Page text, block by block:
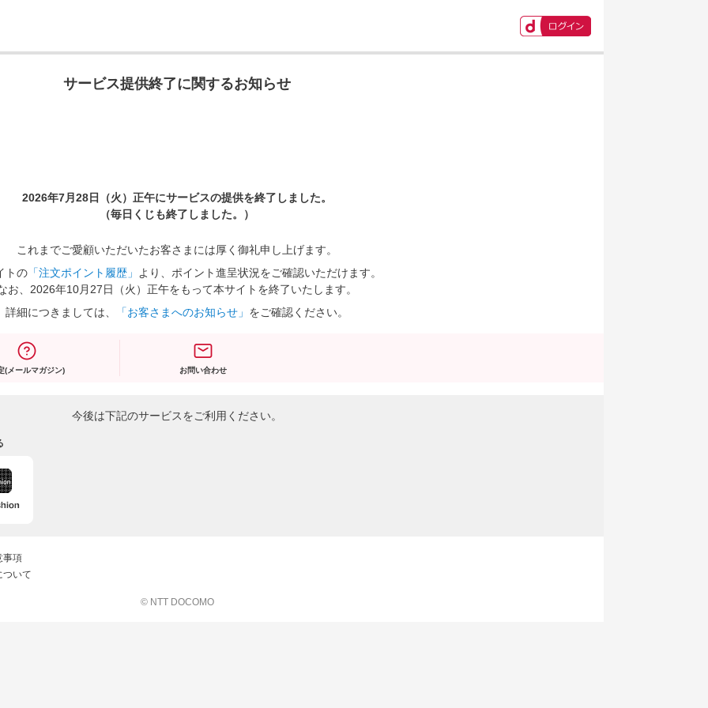
サービス提供終了に関するお知らせ
2026年7月28日（火）正午にサービスの提供を終了しました。
（毎日くじも終了しました。）
これまでご愛顧いただいたお客さまには厚く御礼申し上げます。
トの 「注文ポイント履歴」
より、ポイント進呈状況をご確認いただけます。
お、2026年10月27日（火）正午をもって本サイトを終了いたします。
詳細につきましては、
「お客さまへのお知らせ」 をご確認ください。
(メールマガジン) お問い合わせ
今後は下記のサービスをご利用ください。
事項
ついて
© NTT DOCOMO